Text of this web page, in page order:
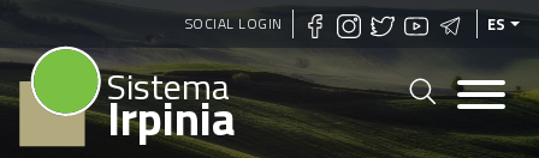
Pasar
al
contenido
principal
SOCIAL LOGIN ES
Sistema
Irpinia